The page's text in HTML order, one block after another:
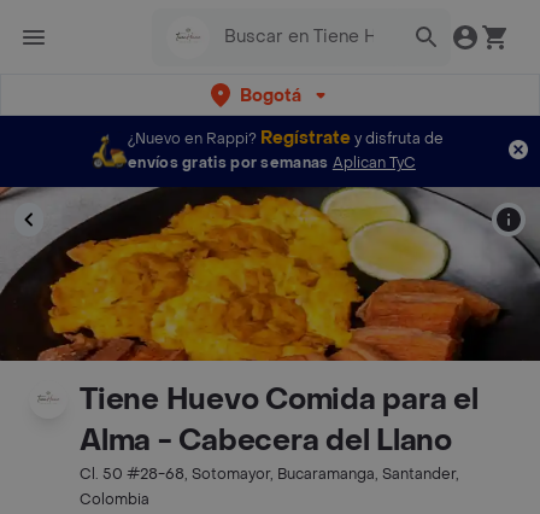
Bogotá
¿Nuevo en Rappi? Regístratey disfruta de
envíos gratis por semanas Aplican TyC
Tiene Huevo Comida para el
Alma - Cabecera del Llano
Cl. 50 #28-68, Sotomayor, Bucaramanga, Santander,
Colombia